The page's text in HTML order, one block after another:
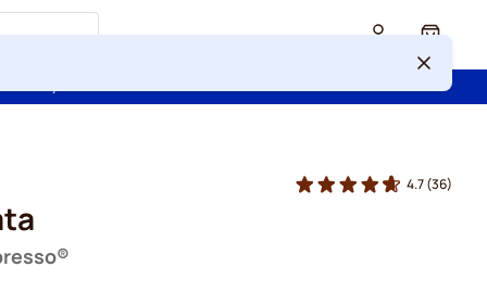
Cart
4.7(36)